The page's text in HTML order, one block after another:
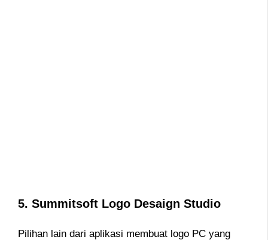
5. Summitsoft Logo Desaign Studio
Pilihan lain dari aplikasi membuat logo PC yang